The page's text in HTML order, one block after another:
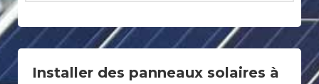
Installer des panneaux solaires à